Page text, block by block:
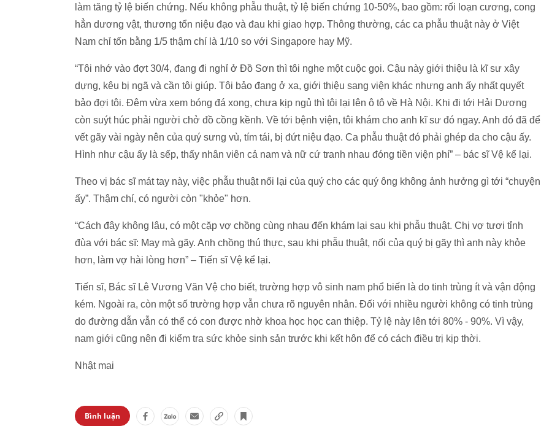
làm tăng tỷ lệ biến chứng. Nếu không phẫu thuật, tỷ lệ biến chứng 10-50%, bao gồm: rối loạn cương, cong
hẳn dương vật, thương tổn niệu đạo và đau khi giao hợp. Thông thường, các ca phẫu thuật này ở Việt
Nam chỉ tốn bằng 1/5 thậm chí là 1/10 so với Singapore hay Mỹ.
“Tôi nhớ vào đợt 30/4, đang đi nghỉ ở Đồ Sơn thì tôi nghe một cuộc gọi. Cậu này giới thiệu là kĩ sư xây
dựng, kêu bị ngã và cần tôi giúp. Tôi bảo đang ở xa, giới thiệu sang viện khác nhưng anh ấy nhất quyết
bảo đợi tôi. Đêm vừa xem bóng đá xong, chưa kịp ngủ thì tôi lại lên ô tô về Hà Nội. Khi đi tới Hải Dương
còn suýt húc phải người chở đồ cồng kềnh. Về tới bệnh viện, tôi khám cho anh kĩ sư đó ngay. Anh đó đã để
vết gãy vài ngày nên của quý sưng vù, tím tái, bị đứt niệu đạo. Ca phẫu thuật đó phải ghép da cho cậu ấy.
Hình như cậu ấy là sếp, thấy nhân viên cả nam và nữ cứ tranh nhau đóng tiền viện phí” – bác sĩ Vệ kể lại.
Theo vị bác sĩ mát tay này, việc phẫu thuật nối lại của quý cho các quý ông không ảnh hưởng gì tới “chuyện
ấy”. Thậm chí, có người còn "khỏe" hơn.
“Cách đây không lâu, có một cặp vợ chồng cùng nhau đến khám lại sau khi phẫu thuật. Chị vợ tươi tỉnh
đùa với bác sĩ: May mà gãy. Anh chồng thú thực, sau khi phẫu thuật, nối của quý bị gãy thì anh này khỏe
hơn, làm vợ hài lòng hơn” – Tiến sĩ Vệ kể lại.
Tiến sĩ, Bác sĩ Lê Vương Văn Vệ cho biết, trường hợp vô sinh nam phổ biến là do tinh trùng ít và vận động
kém. Ngoài ra, còn một số trường hợp vẫn chưa rõ nguyên nhân. Đối với nhiều người không có tinh trùng
do đường dẫn vẫn có thể có con được nhờ khoa học học can thiệp. Tỷ lệ này lên tới 80% - 90%. Vì vậy,
nam giới cũng nên đi kiểm tra sức khỏe sinh sản trước khi kết hôn để có cách điều trị kịp thời.
Nhật mai
Bình luận